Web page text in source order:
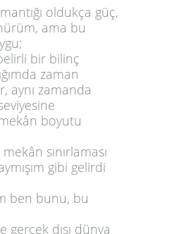
oldukça güç,
ama bu
bir bilinç
zaman
aynı zamanda
boyutu
sınırlaması
gibi gelirdi
ben bunu, bu
gerçek dışı dünya